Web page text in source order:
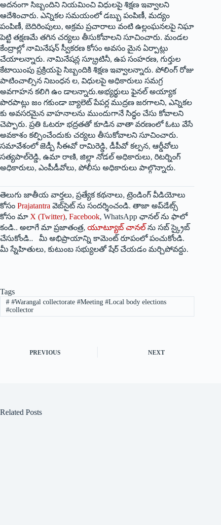
అదనంగా సిబ్బందిని నియమించి విధులపై శిక్షణ ఇవ్వాలని
ఆదేశించారు. ఎన్నికల సమయంలో డబ్బు పంపిణీ, మద్యం
పంపిణీ, బెదిరింపులు, అక్రమ ప్రచారాలు వంటి ఉల్లంఘనలపై నిఘా
పెట్టి తక్షణమే తగిన చర్యలు తీసుకోవాలని సూచించారు. మండల
కేంద్రాల్లో నామినేషన్‌ స్వీకరణ కోసం అవసం మైన ఏర్పాట్లు
చేయాలన్నారు. నామినేషన్ల స్క్రూటినీ, ఉప సంహరణ, గుర్తుల
కేటాయింపు ప్రక్రియపై సిబ్బందికి శిక్షణ ఇవ్వాలన్నారు. పోలింగ్‌ రోజు
పాటించాల్సిన నిబంధన ల, విధులపై అధికారులు సమగ్ర
అవగాహన కలిగి ఉం డాలన్నారు.అభ్యర్థులు ఫైనల్‌ అయ్యాక
పొరపాట్లు జం గకుండా బ్యాలెట్‌ పేపర్ల ముద్రణ జరగాలని, ఎన్నికల
కు అవసరమైన వాహనాలను ముందుగానే సిద్ధం చేసు కోవాలని
చెప్పారు. ప్రతి ఓటరూ భద్రతతో కూడిన వాతా వరణంలో ఓటు వేసే
అవకాశం కల్పించేందుకు చర్యలు తీసుకోవాలని సూచించారు.
సమావేశంలో జెడ్పీ సీఈవో రామిరెడ్డి, డీపీవో కల్పన, ఆర్డీవోలు
సత్యపాల్‌రెడ్డి, ఉమా రాణి, జిల్లా నోడల్‌ అధికారులు, రిటర్నింగ్‌
అధికారులు, ఎంపీడీవోలు, పోలీసు అధికారులు పాల్గొన్నారు.
తెలుగు జాతీయ వార్తలు, ప్రత్యేక కథనాలు, ట్రెండింగ్ వీడియోలు
కోసం Prajatantra వెబ్‌సైట్ ను సందర్శించండి. తాజా అప్‌డేట్స్
కోసం మా X (Twitter), Facebook, WhatsApp ఛానల్ ను ఫాలో
కండి.. అలాగే మా ప్రజాతంత్ర, యూట్యూబ్ చానల్ ను సబ్ స్క్రైబ్
చేసుకోండి.. మీ అభిప్రాయాన్ని కామెంట్ రూపంలో పంచుకోండి.
మీ స్నేహితులు, కుటుంబ సభ్యులతో షేర్ చేయడం మర్చిపోవద్దు.
Tags
##Warangal collectorate #Meeting #Local body elections
#collector
PREVIOUS NEXT
Related Posts